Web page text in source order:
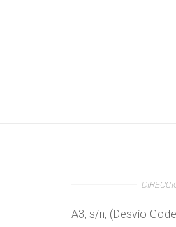
A3, s/n, (Desvío